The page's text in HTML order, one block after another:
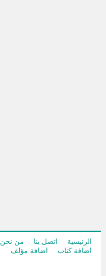
الرئيسية اتصل بنا من نحن
اضافة كتاب
اضافة مؤلف